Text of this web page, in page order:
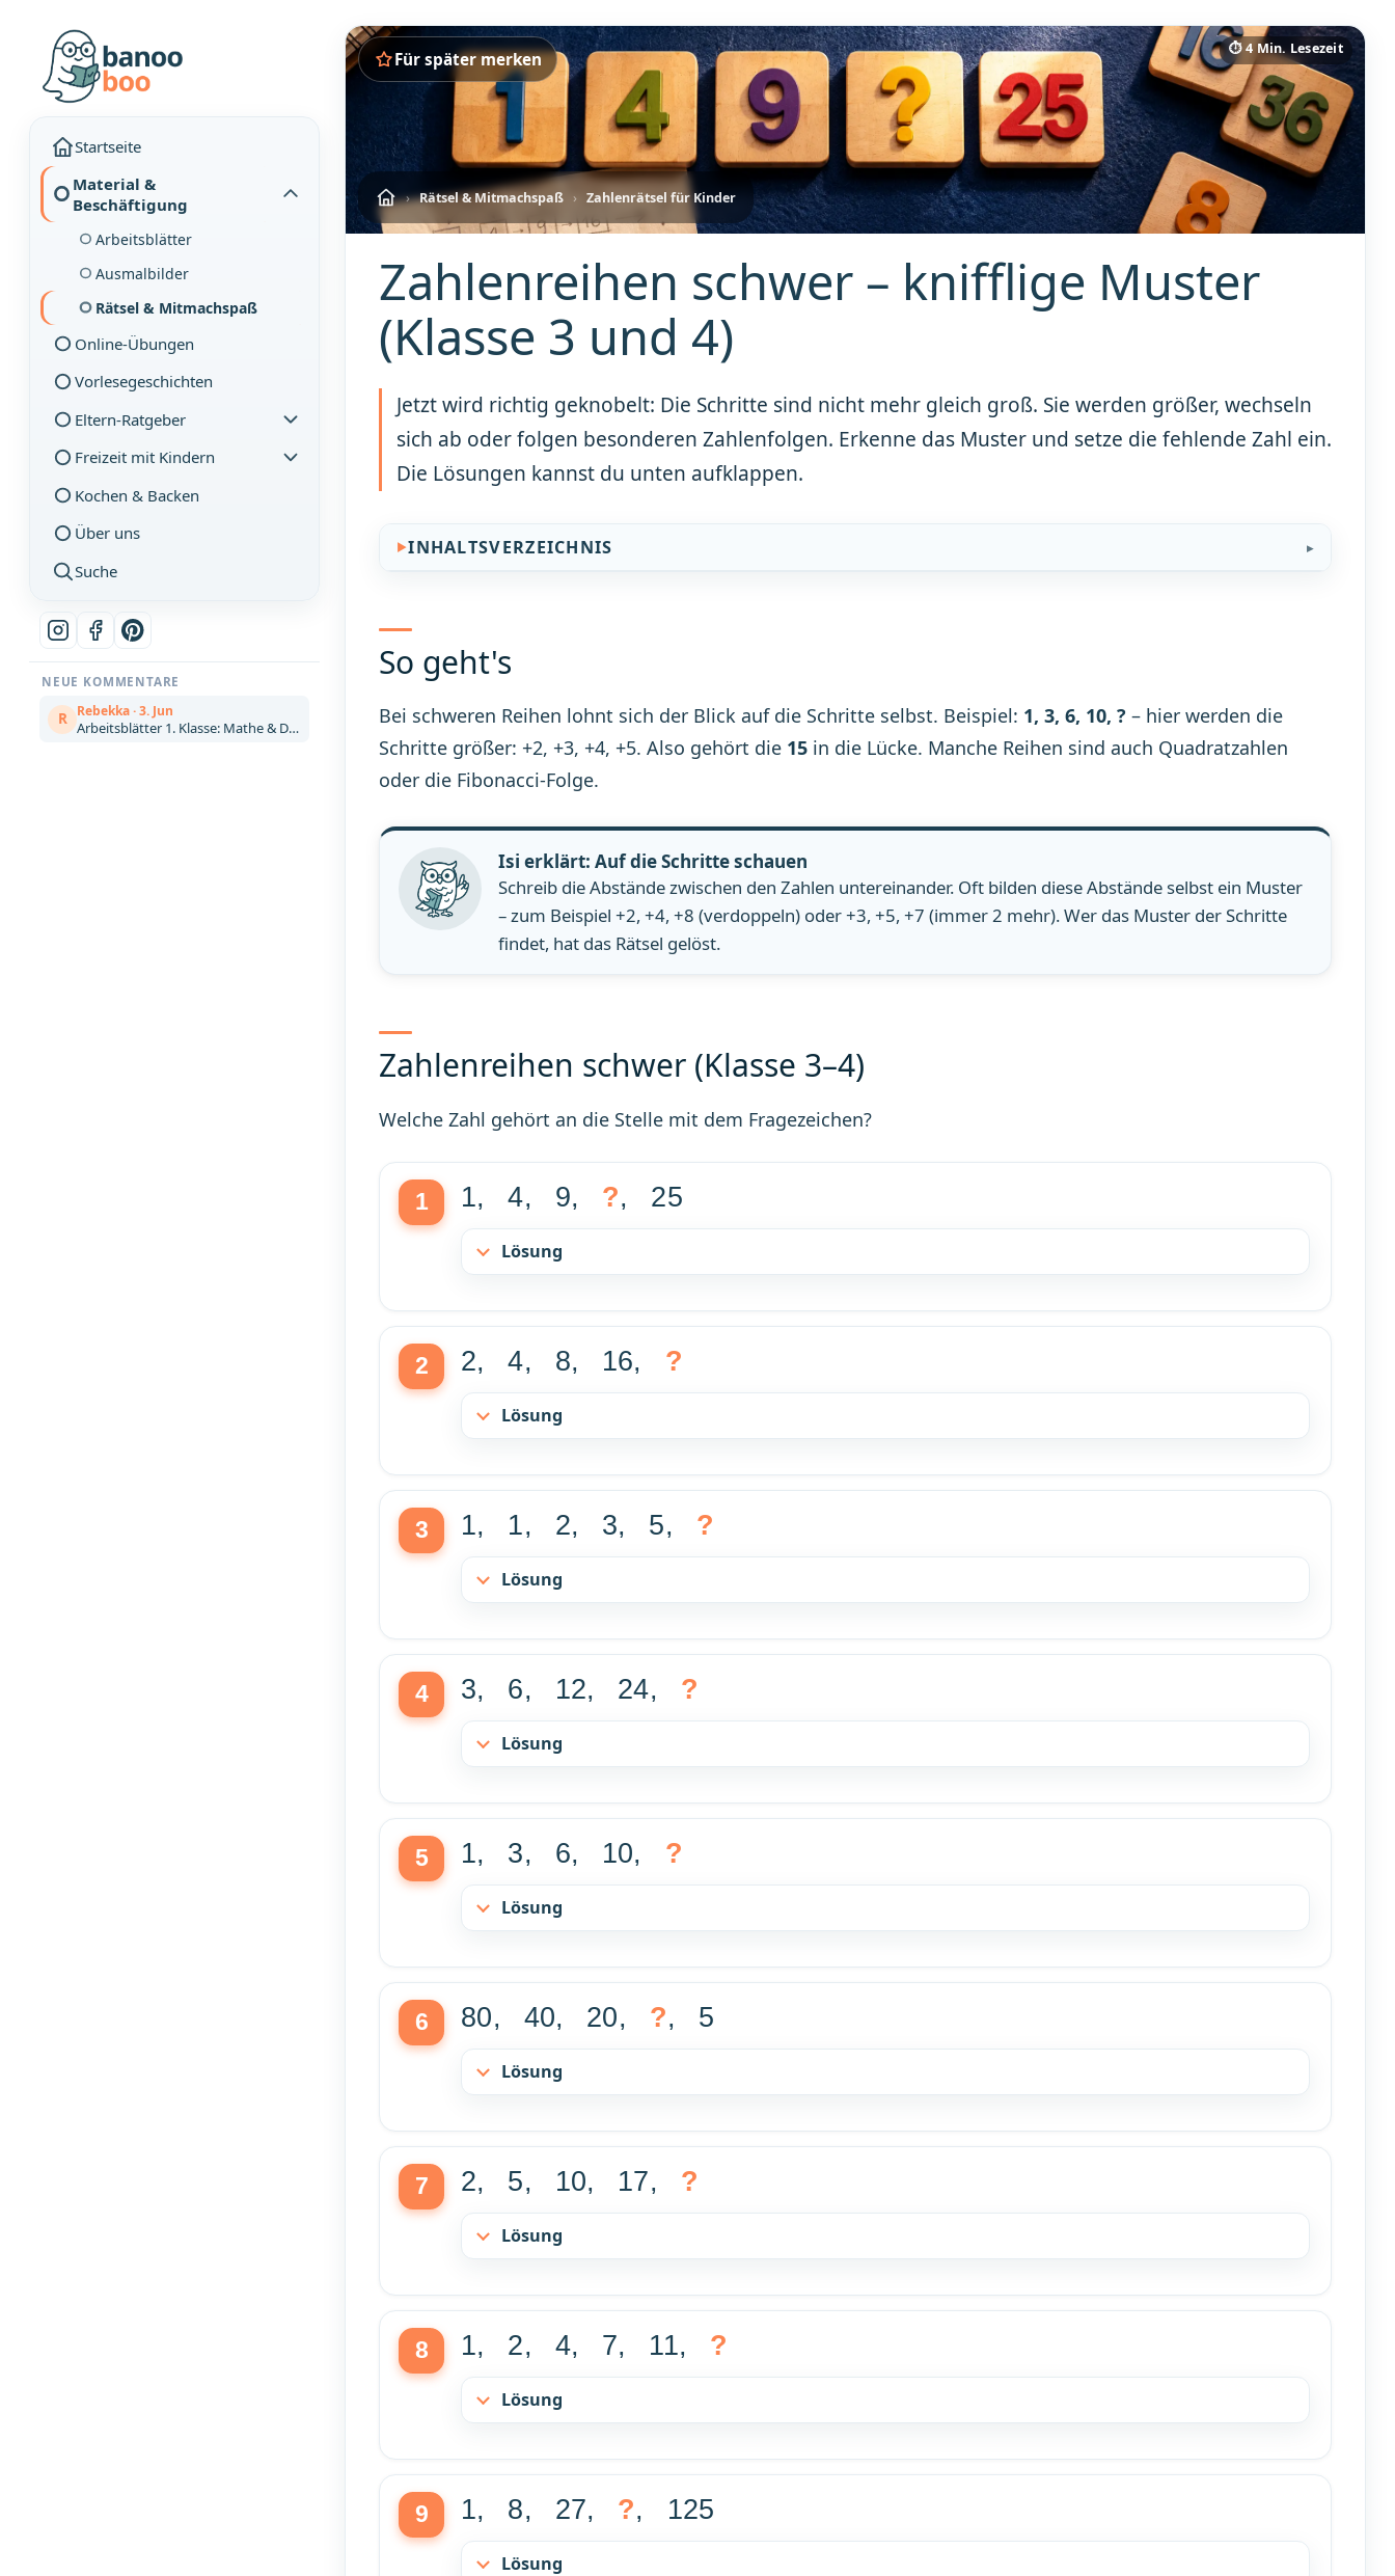
Startseite
Material &
Beschäftigung
Arbeitsblätter
Ausmalbilder
Rätsel & Mitmachspaß
Online-Übungen
Vorlesegeschichten
Eltern-Ratgeber
Freizeit mit Kindern
Kochen & Backen
Über uns
Suche
NEUE KOMMENTARE
R Rebekka · 3. Jun
Arbeitsblätter 1. Klasse: Mathe & Deutsch kostenlos zum Ausdrucken (Artikel)
› Rätsel & Mitmachspaß › Zahlenrätsel für Kinder
⏱ 4 Min. Lesezeit
Für später merken
Zahlenreihen schwer – knifflige Muster
(Klasse 3 und 4)
Jetzt wird richtig geknobelt: Die Schritte sind nicht mehr gleich groß. Sie werden größer, wechseln
sich ab oder folgen besonderen Zahlenfolgen. Erkenne das Muster und setze die fehlende Zahl ein.
Die Lösungen kannst du unten aufklappen.
INHALTSVERZEICHNIS
So geht's
Bei schweren Reihen lohnt sich der Blick auf die Schritte selbst. Beispiel: 1, 3, 6, 10, ? – hier werden die
Schritte größer: +2, +3, +4, +5. Also gehört die 15 in die Lücke. Manche Reihen sind auch Quadratzahlen
oder die Fibonacci-Folge.
Isi erklärt: Auf die Schritte schauen
Schreib die Abstände zwischen den Zahlen untereinander. Oft bilden diese Abstände selbst ein Muster
– zum Beispiel +2, +4, +8 (verdoppeln) oder +3, +5, +7 (immer 2 mehr). Wer das Muster der Schritte
findet, hat das Rätsel gelöst.
Zahlenreihen schwer (Klasse 3–4)
Welche Zahl gehört an die Stelle mit dem Fragezeichen?
1, 4, 9, ?, 25
Lösung
2, 4, 8, 16, ?
Lösung
1, 1, 2, 3, 5, ?
Lösung
3, 6, 12, 24, ?
Lösung
1, 3, 6, 10, ?
Lösung
80, 40, 20, ?, 5
Lösung
2, 5, 10, 17, ?
Lösung
1, 2, 4, 7, 11, ?
Lösung
1, 8, 27, ?, 125
Lösung